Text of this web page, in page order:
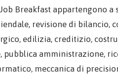
Breakfast appartengono
revisione di bilancio,
edilizia, creditizio,
amministrazione,
meccanica di